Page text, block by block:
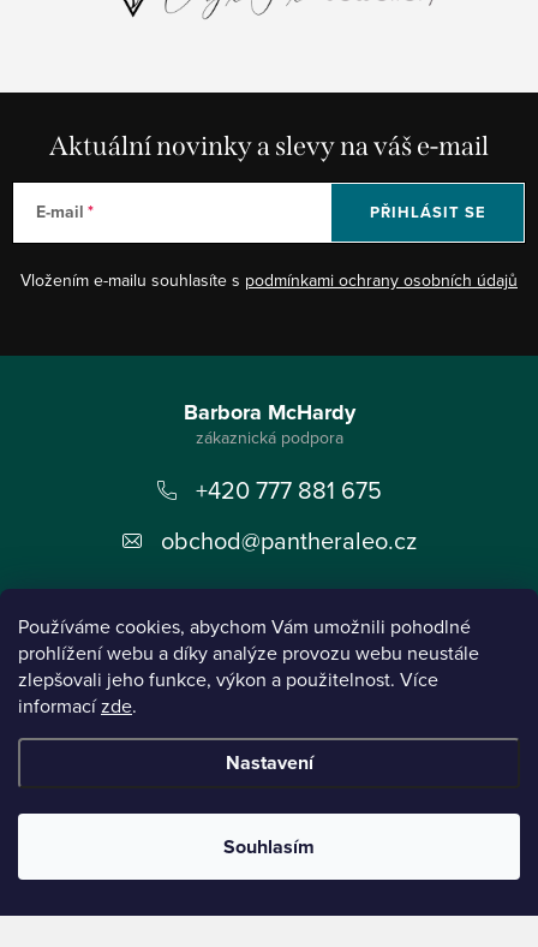
Používáme cookies, abychom Vám umožnili pohodlné
prohlížení webu a díky analýze provozu webu neustále
zlepšovali jeho funkce, výkon a použitelnost. Více
informacízde.
Nastavení
Souhlasím
Aktuální novinky a slevy na váš e-mail
E-mail
Vložením e-mailu souhlasíte s podmínkami ochrany osobních údajů
PŘIHLÁSIT SE
Informace pro vás
Barbora McHardy
+420 777 881 675
obchod@pantheraleo.cz
zaměřený na inovaci webu a marketingových nástrojů financovaný Evropskou Unií -